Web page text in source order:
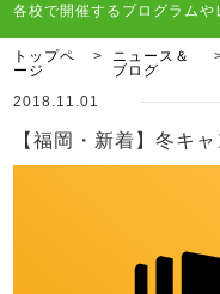
各校で開催するプログラムや
トップペ
ージ
ニュース＆
ブログ
2018.11.01
【福岡・新着】冬キ